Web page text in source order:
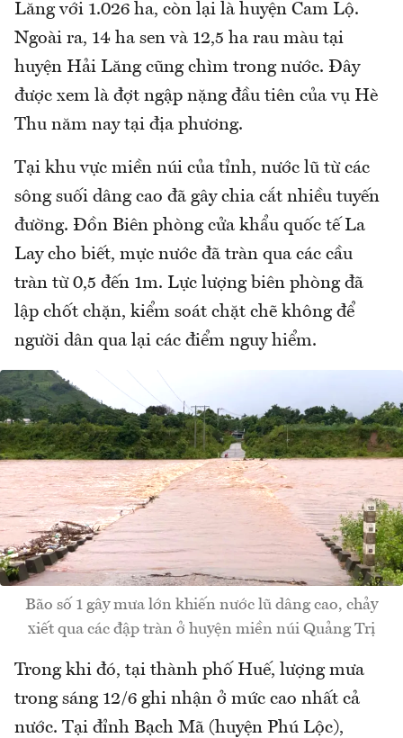
Lăng với 1.026 ha, còn lại là huyện Cam Lộ.
Ngoài ra, 14 ha sen và 12,5 ha rau màu tại
huyện Hải Lăng cũng chìm trong nước. Đây
được xem là đợt ngập nặng đầu tiên của vụ Hè
Thu năm nay tại địa phương.
Tại khu vực miền núi của tỉnh, nước lũ từ các
sông suối dâng cao đã gây chia cắt nhiều tuyến
đường. Đồn Biên phòng cửa khẩu quốc tế La
Lay cho biết, mực nước đã tràn qua các cầu
tràn từ 0,5 đến 1m. Lực lượng biên phòng đã
lập chốt chặn, kiểm soát chặt chẽ không để
người dân qua lại các điểm nguy hiểm.
Bão số 1 gây mưa lớn khiến nước lũ dâng cao, chảy
xiết qua các đập tràn ở huyện miền núi Quảng Trị
Trong khi đó, tại thành phố Huế, lượng mưa
trong sáng 12/6 ghi nhận ở mức cao nhất cả
nước. Tại đỉnh Bạch Mã (huyện Phú Lộc),